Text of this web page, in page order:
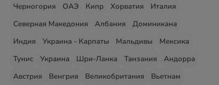
Черногория
ОАЭ Кипр Хорватия
Италия
Северная Македония
Албания
Доминикана
Индия
Украина - Карпаты Мальдивы
Мексика
Тунис
Украина Шри-Ланка Танзания
Андорра
Австрия
Венгрия Великобритания
Вьетнам